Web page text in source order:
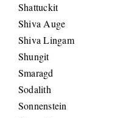
Shattuckit
Shiva Auge
Shiva Lingam
Shungit
Smaragd
Sodalith
Sonnenstein